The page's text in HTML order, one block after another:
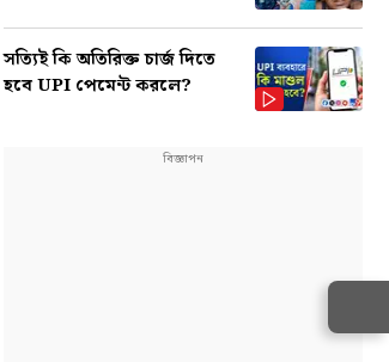
সত্যিই কি অতিরিক্ত চার্জ দিতে
হবে UPI পেমেন্ট করলে?